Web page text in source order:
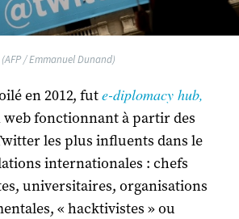
(AFP / Emmanuel Dunand)
en 2012, fute-diplomacy hub,
fonctionnant à partir des
les plus influents dans le
internationales : chefs
universitaires, organisations
« hacktivistes » ou